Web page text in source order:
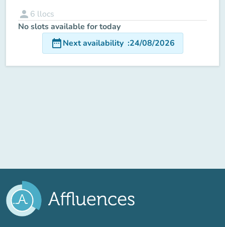
person 6 llocs
No slots available for today
date_rangeNext availability :24/08/2026